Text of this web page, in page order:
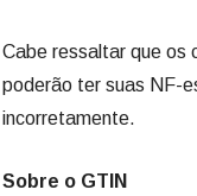
Cabe ressaltar que os
poderão ter suas NF-
incorretamente.
Sobre o GTIN